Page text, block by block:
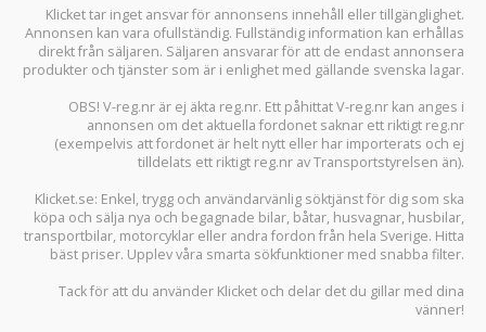
Klicket tar inget ansvar för annonsens innehåll eller tillgänglighet.
Annonsen kan vara ofullständig. Fullständig information kan erhållas
direkt från säljaren. Säljaren ansvarar för att de endast annonsera
produkter och tjänster som är i enlighet med gällande svenska lagar.
OBS! V-reg.nr är ej äkta reg.nr. Ett påhittat V-reg.nr kan anges i
annonsen om det aktuella fordonet saknar ett riktigt reg.nr
(exempelvis att fordonet är helt nytt eller har importerats och ej
tilldelats ett riktigt reg.nr av Transportstyrelsen än).
Klicket.se: Enkel, trygg och användarvänlig söktjänst för dig som ska
köpa och sälja nya och begagnade bilar, båtar, husvagnar, husbilar,
transportbilar, motorcyklar eller andra fordon från hela Sverige. Hitta
bäst priser. Upplev våra smarta sökfunktioner med snabba filter.
Tack för att du använder Klicket och delar det du gillar med dina
vänner!